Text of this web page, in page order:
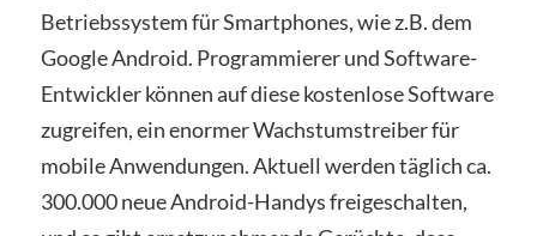
Betriebssystem für Smartphones, wie z.B. dem
Google Android. Programmierer und Software-
Entwickler können auf diese kostenlose Software
zugreifen, ein enormer Wachstumstreiber für
mobile Anwendungen. Aktuell werden täglich ca.
300.000 neue Android-Handys freigeschalten,